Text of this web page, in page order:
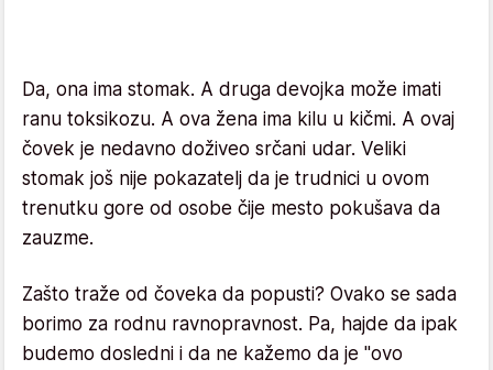
Da, ona ima stomak. A druga devojka može imati
ranu toksikozu. A ova žena ima kilu u kičmi. A ovaj
čovek je nedavno doživeo srčani udar. Veliki
stomak još nije pokazatelj da je trudnici u ovom
trenutku gore od osobe čije mesto pokušava da
zauzme.
Zašto traže od čoveka da popusti? Ovako se sada
borimo za rodnu ravnopravnost. Pa, hajde da ipak
budemo dosledni i da ne kažemo da je "ovo